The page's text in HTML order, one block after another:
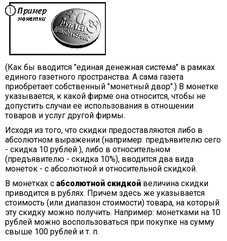
(Как бы вводится "единая денежная система" в рамках
единого газетного пространства. А сама газета
приобретает собственный "монетный двор".) В монетке
указывается, к какой фирме она относится, чтобы не
допустить случаи ее использования в отношении
товаров и услуг другой фирмы.
Исходя из того, что скидки предоставляются либо в
абсолютном выражении (например: предъявителю сего
- скидка 10 рублей ), либо в относительном
(предъявителю - скидка 10%), вводится два вида
монеток - с абсолютной и относительной скидкой.
В монетках с абсолютной скидкой величина скидки
приводится в рублях. Причем здесь же указывается
стоимость (или диапазон стоимости) товара, на который
эту скидку можно получить. Например: монетками на 10
рублей можно воспользоваться при покупке на сумму
свыше 100 рублей и т. п.